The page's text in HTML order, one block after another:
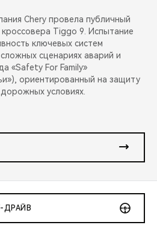
Chery провела публичный
Tiggo 9. Испытание
ключевых систем
сценариях аварий и
«Safety For Family»
ориентированный на защиту
условиях.
ДРАЙВ